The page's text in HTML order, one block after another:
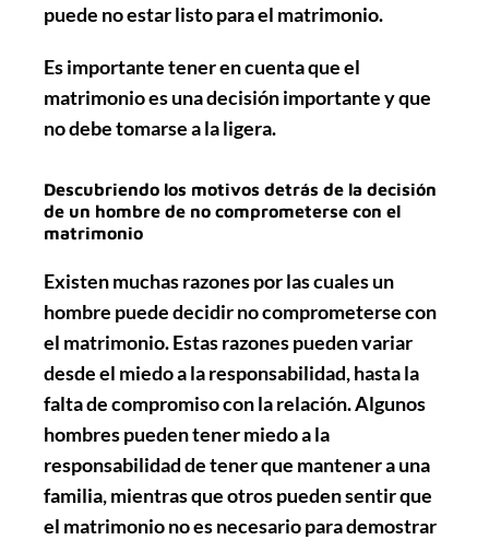
puede no estar listo para el matrimonio.
Es importante tener en cuenta que el
matrimonio es una decisión importante y que
no debe tomarse a la ligera.
Descubriendo los motivos detrás de la decisión
de un hombre de no comprometerse con el
matrimonio
Existen muchas razones por las cuales un
hombre puede decidir no comprometerse con
el matrimonio. Estas razones pueden variar
desde el miedo a la responsabilidad, hasta la
falta de compromiso con la relación. Algunos
hombres pueden tener miedo a la
responsabilidad de tener que mantener a una
familia, mientras que otros pueden sentir que
el matrimonio no es necesario para demostrar